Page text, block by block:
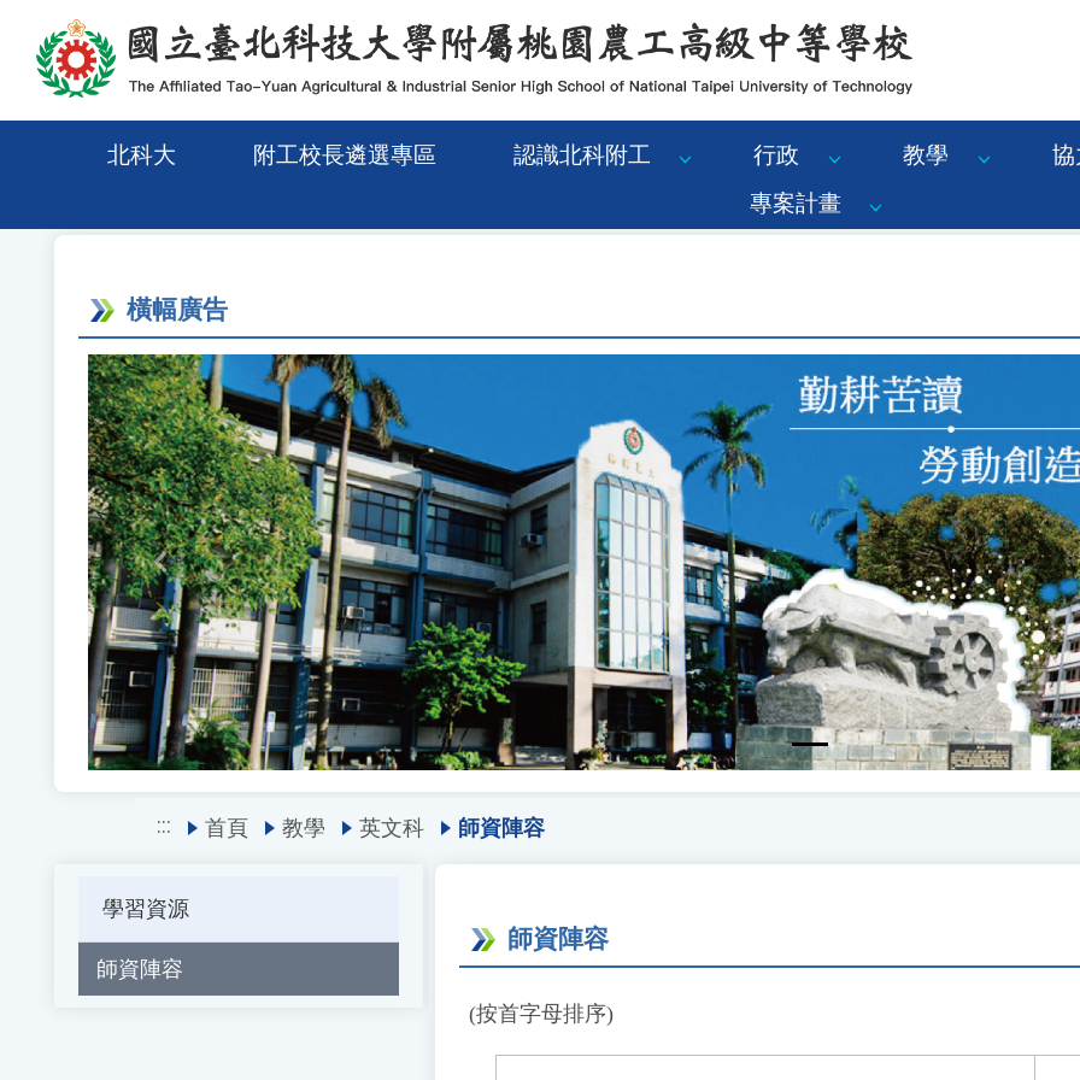
移至網頁之主要內容區位置
北科大 附工校長遴選專區 認識北科附工 行政 教學
協
專案計畫
橫幅廣告
Previous
::: 首頁 教學 英文科 師資陣容
學習資源
師資陣容
師資陣容
(按首字母排序)